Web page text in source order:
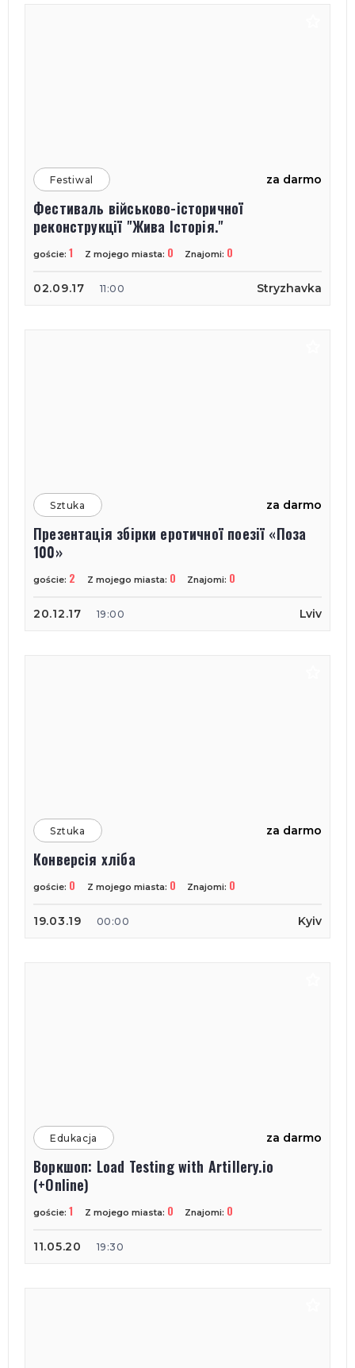
Festiwal za darmo
Фестиваль військово-історичної
реконструкції "Жива Історія."
goście: 1 Z mojego miasta: 0 Znajomi: 0
02.09.17 11:00 Stryzhavka
Sztuka za darmo
Презентація збірки еротичної поезії «Поза
100»
goście: 2 Z mojego miasta: 0 Znajomi: 0
20.12.17 19:00 Lviv
Sztuka za darmo
Конверсія хліба
goście: 0 Z mojego miasta: 0 Znajomi: 0
19.03.19 00:00 Kyiv
Edukacja za darmo
Воркшоп: Load Testing with Artillery.io
(+Online)
goście: 1 Z mojego miasta: 0 Znajomi: 0
11.05.20 19:30